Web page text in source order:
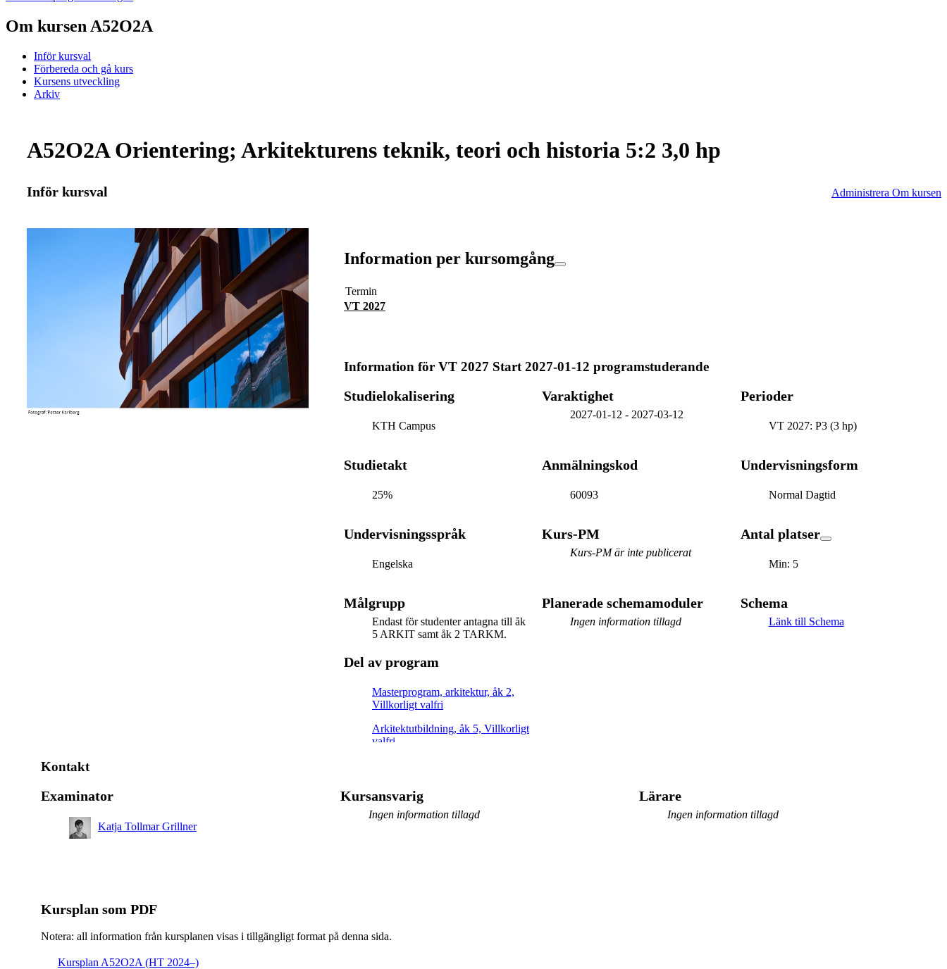
Om kursen A52O2A
Inför kursval
Förbereda och gå kurs
Kursens utveckling
Arkiv
A52O2A Orientering; Arkitekturens teknik, teori och historia 5:2 3,0 hp
Inför kursval Administrera Om kursen
Information per kursomgång
Termin
VT 2027
Information för VT 2027 Start 2027-01-12 programstuderande
Studielokalisering
KTH Campus
Varaktighet
2027-01-12 - 2027-03-12
Perioder
VT 2027: P3 (3 hp)
Studietakt
25%
Anmälningskod
60093
Undervisningsform
Normal Dagtid
Undervisningsspråk
Engelska
Kurs-PM
Kurs-PM är inte publicerat
Antal platser
Min: 5
Målgrupp
Endast för studenter antagna till åk
5 ARKIT samt åk 2 TARKM.
Planerade schemamoduler
Ingen information tillagd
Schema
Länk till Schema
Del av program
Masterprogram, arkitektur, åk 2,
Villkorligt valfri
Arkitektutbildning, åk 5, Villkorligt
valfri
Kontakt
Examinator
Katja Tollmar Grillner
Kursansvarig
Ingen information tillagd
Lärare
Ingen information tillagd
Kursplan som PDF
Notera: all information från kursplanen visas i tillgängligt format på denna sida.
Kursplan A52O2A (HT 2024–)